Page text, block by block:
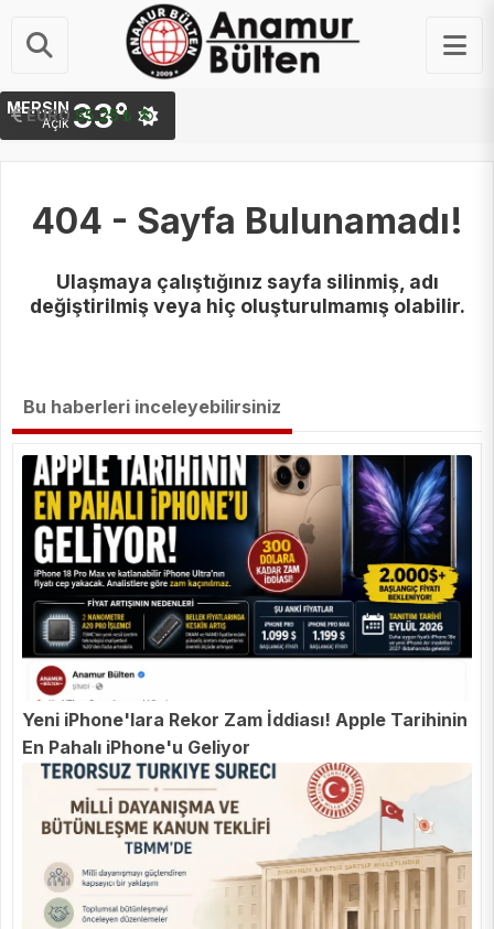
EURO 55.25 ₺
STERLIN 64.48 ₺
MERSIN
Açık 33°
404 - Sayfa Bulunamadı!
Ulaşmaya çalıştığınız sayfa silinmiş, adı
değiştirilmiş veya hiç oluşturulmamış olabilir.
Bu haberleri inceleyebilirsiniz
Yeni iPhone'lara Rekor Zam İddiası! Apple Tarihinin
En Pahalı iPhone'u Geliyor